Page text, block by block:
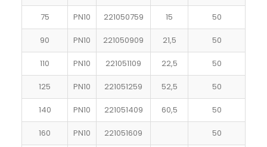
75 PN10 221050759 15 50
90 PN10 221050909 21,5 50
110 PN10 221051109 22,5 50
125 PN10 221051259 52,5 50
140 PN10 221051409 60,5 50
160 PN10 221051609 50